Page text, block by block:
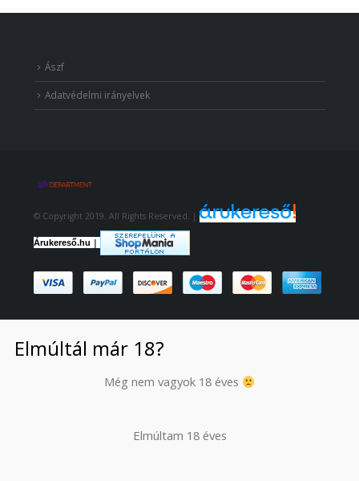
Ászf
Adatvédelmi irányelvek
© Copyright 2019. All Rights Reserved. |
Árukereső.hu |
Elmúltál már 18?
Még nem vagyok 18 éves
Elmúltam 18 éves